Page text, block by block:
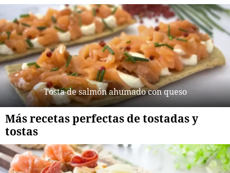
Tosta de salmón ahumado con queso
Más recetas perfectas de tostadas y
tostas